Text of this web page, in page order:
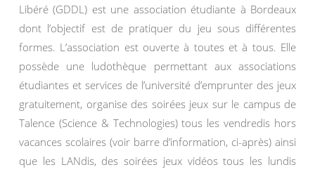
Libéré (GDDL) est une association étudiante à Bordeaux
dont l’objectif est de pratiquer du jeu sous différentes
formes. L’association est ouverte à toutes et à tous. Elle
possède une ludothèque permettant aux associations
étudiantes et services de l’université d’emprunter des jeux
gratuitement, organise des soirées jeux sur le campus de
Talence (Science & Technologies) tous les vendredis hors
vacances scolaires (voir barre d’information, ci-après) ainsi
que les LANdis, des soirées jeux vidéos tous les lundis